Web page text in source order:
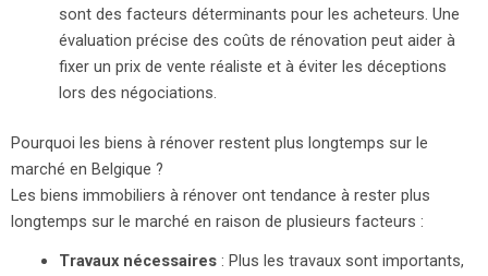
sont des facteurs déterminants pour les acheteurs. Une
évaluation précise des coûts de rénovation peut aider à
fixer un prix de vente réaliste et à éviter les déceptions
lors des négociations.
Pourquoi les biens à rénover restent plus longtemps sur le
marché en Belgique ?
Les biens immobiliers à rénover ont tendance à rester plus
longtemps sur le marché en raison de plusieurs facteurs :
Travaux nécessaires: Plus les travaux sont importants,